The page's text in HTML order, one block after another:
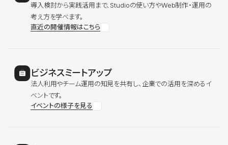
導入検討から実践活用まで、Studioの使い方やWeb制作・運用の
考え方を学べます。
直近の開催情報はこちら
ビジネスミートアップ
法人利用やチーム運用の知見を共有し、企業での活用を深めるイ
ベントです。
イベントの様子を見る